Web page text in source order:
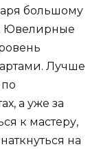
большому
Ювелирные
Лучше
а уже за
к мастеру,
на